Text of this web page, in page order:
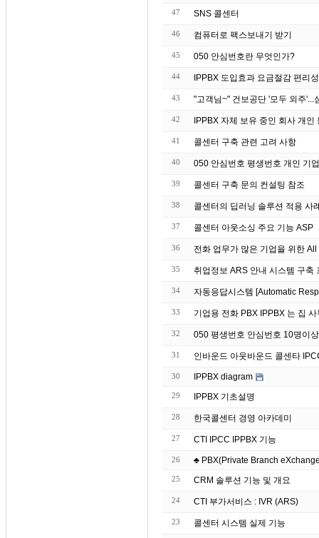
47 SNS 콜센터
46 컴퓨터로 팩스보내기 받기
45 050 안심번호란 무엇인가?
44 IPPBX 도입효과 요금절감 편리성
43
42 IPPBX 자체 보유 중인 회사
41 콜센터 구축 관련 고려 사항
40 050 안심번호 평생번호 개인 기
39 콜센터 구축 문의 컨설팅 참조
38
37 콜센터 아웃소싱 주요 기능 ASP
36 전화 업무가 많은 기업을 위한
35 취업정보 ARS 안내 시스템 구축
34 자동응답시스템 [Automatic
33 기업용 전화 PBX
32 050 평생번호 안심번호 10명이
31 인바운드 아웃바운드 콜센타
30 IPPBX diagram
29 IPPBX 기초설명
28 한국콜센터 경영 아카데미
27 CTI IPCC IPPBX 기능
26 ♣ PBX(Private Branch
25 CRM 솔루션 기능 및 개요
24 CTI 부가서비스 : IVR (ARS)
23 콜센터 시스템 실제 기능